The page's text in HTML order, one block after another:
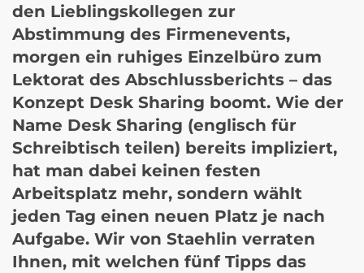
den Lieblingskollegen zur
Abstimmung des Firmenevents,
morgen ein ruhiges Einzelbüro zum
Lektorat des Abschlussberichts – das
Konzept Desk Sharing boomt. Wie der
Name Desk Sharing (englisch für
Schreibtisch teilen) bereits impliziert,
hat man dabei keinen festen
Arbeitsplatz mehr, sondern wählt
jeden Tag einen neuen Platz je nach
Aufgabe. Wir von Staehlin verraten
Ihnen, mit welchen fünf Tipps das